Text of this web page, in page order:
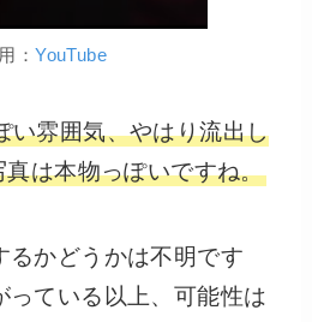
：YouTube
い雰囲気、やはり流出し
は本物っぽいですね。
るかどうかは不明です
っている以上、可能性は